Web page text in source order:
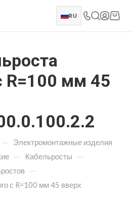
RU
R=100 мм 45
— Электромонтажные изделия
— Кабельросты —
—
с R=100 мм 45 вверх